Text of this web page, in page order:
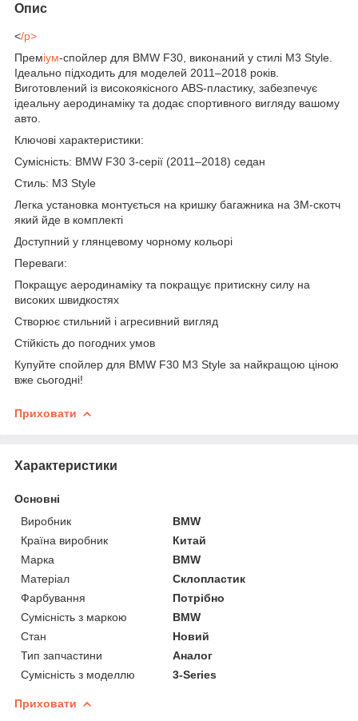
Опис
</p>
Преміум-спойлер для BMW F30, виконаний у стилі M3 Style.
Ідеально підходить для моделей 2011–2018 років.
Виготовлений із високоякісного ABS-пластику, забезпечує
ідеальну аеродинаміку та додає спортивного вигляду вашому
авто.
Ключові характеристики:
Сумісність: BMW F30 3-серії (2011–2018) седан
Стиль: M3 Style
Легка установка монтується на кришку багажника на 3М-скотч
який йде в комплекті
Доступний у глянцевому чорному кольорі
Переваги:
Покращує аеродинаміку та покращує притискну силу на
високих швидкостях
Створює стильний і агресивний вигляд
Стійкість до погодних умов
Купуйте спойлер для BMW F30 M3 Style за найкращою ціною
вже сьогодні!
Приховати
Характеристики
Основні
Виробник
BMW
Країна виробник
Китай
Марка
BMW
Матеріал
Склопластик
Фарбування
Потрібно
Сумісність з маркою
BMW
Стан
Новий
Тип запчастини
Аналог
Сумісність з моделлю
3-Series
Приховати